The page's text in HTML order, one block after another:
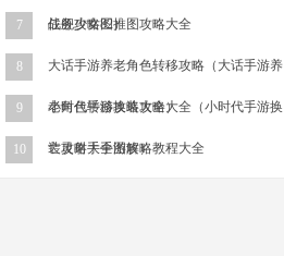
任务攻略图）
7 战舰少女82推图攻略大全
8 大话手游养老角色转移攻略（大话手游养
老角色转移攻略大全）
9 小时代手游换装攻略大全（小时代手游换
装攻略大全图解）
10 亡灵射手手游攻略教程大全